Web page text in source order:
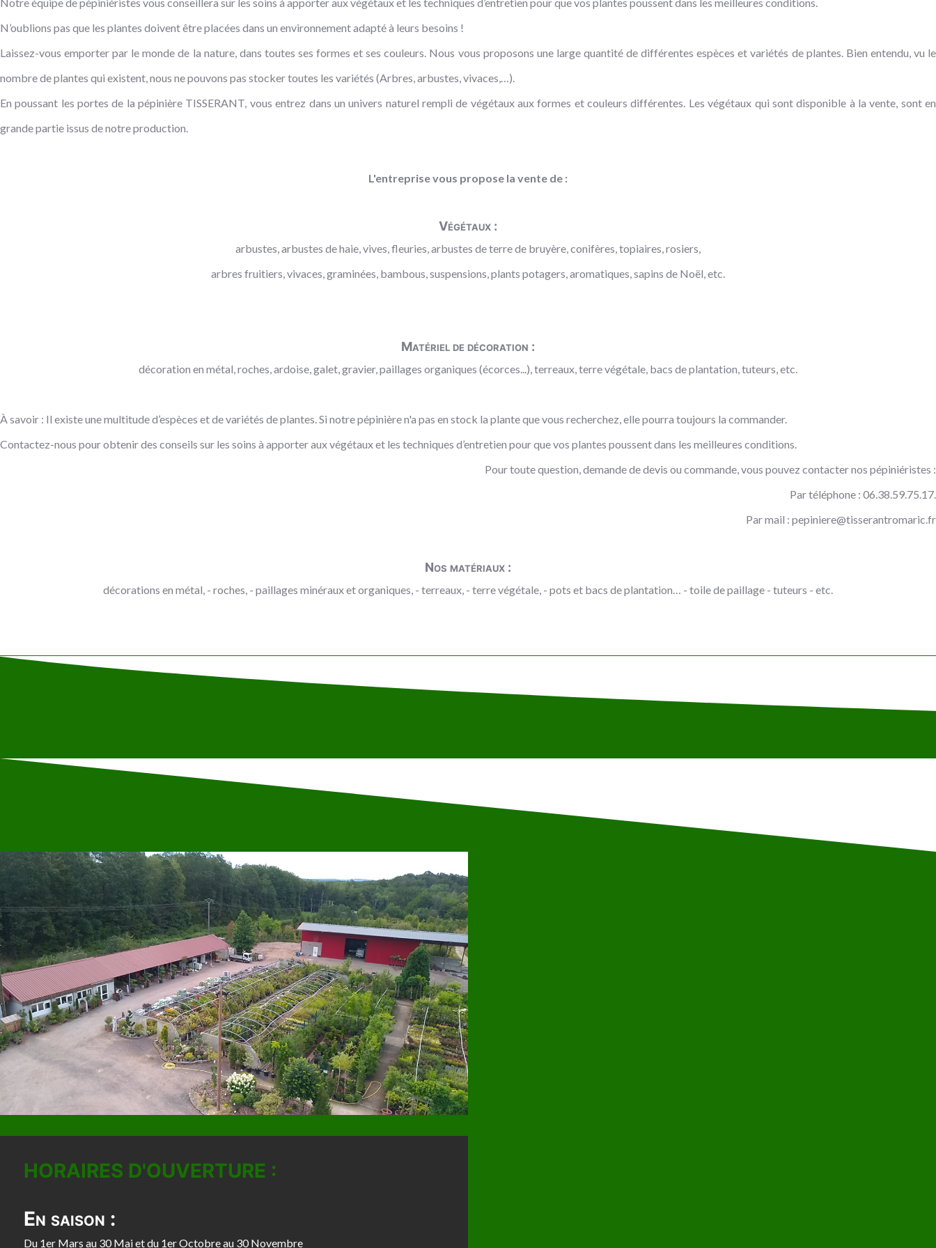
N’oublions pas que les plantes doivent être placées dans un environnement adapté à leurs besoins !
Laissez-vous emporter par le monde de la nature, dans toutes ses formes et ses couleurs. Nous vous proposons une large quantité de différentes espèces et variétés de plantes. Bien entendu, vu le
nombre de plantes qui existent, nous ne pouvons pas stocker toutes les variétés (Arbres, arbustes, vivaces,…).
En poussant les portes de la pépinière TISSERANT, vous entrez dans un univers naturel rempli de végétaux aux formes et couleurs différentes. Les végétaux qui sont disponible à la vente, sont en
grande partie issus de notre production.
L'entreprise vous propose la vente de :
Végétaux :
arbustes, arbustes de haie, vives, fleuries, arbustes de terre de bruyère, conifères, topiaires, rosiers,
arbres fruitiers, vivaces, graminées, bambous, suspensions, plants potagers, aromatiques, sapins de Noël, etc.
Matériel de décoration :
décoration en métal, roches, ardoise, galet, gravier, paillages organiques (écorces...), terreaux, terre végétale, bacs de plantation, tuteurs, etc.
À savoir : Il existe une multitude d’espèces et de variétés de plantes. Si notre pépinière n'a pas en stock la plante que vous recherchez, elle pourra toujours la commander.
Contactez-nous pour obtenir des conseils sur les soins à apporter aux végétaux et les techniques d’entretien pour que vos plantes poussent dans les meilleures conditions.
Pour toute question, demande de devis ou commande, vous pouvez contacter nos pépiniéristes :
Par téléphone : 06.38.59.75.17.
Par mail : pepiniere@tisserantromaric.fr
Nos matériaux :
décorations en métal, - roches, - paillages minéraux et organiques, - terreaux, - terre végétale, - pots et bacs de plantation… - toile de paillage - tuteurs - etc.
HORAIRES D'OUVERTURE :
En saison :
Du 1er Mars au 30 Mai et du 1er Octobre au 30 Novembre